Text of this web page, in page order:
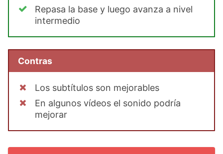
Repasa la base y luego avanza a nivel
intermedio
Contras
Los subtítulos son mejorables
En algunos vídeos el sonido podría
mejorar